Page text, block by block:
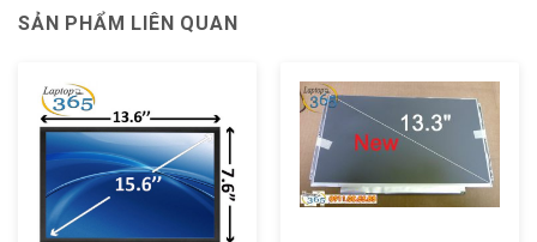
SẢN PHẨM LIÊN QUAN